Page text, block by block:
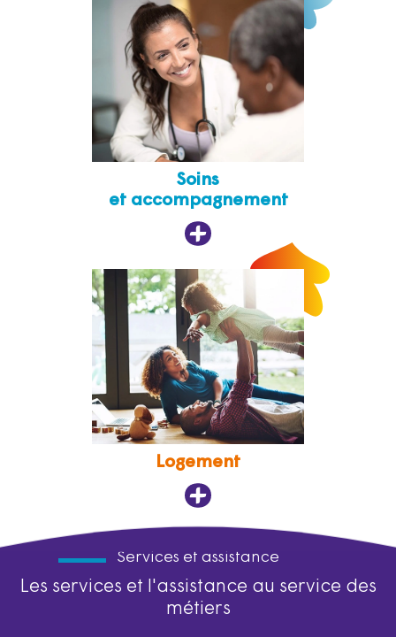
Soins
et accompagnement
Logement
Services et assistance
Les services et l'assistance au service des
métiers